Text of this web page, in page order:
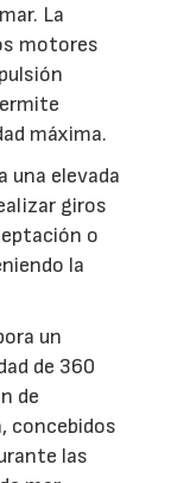
La
motores
máxima.
una elevada
giros
o
la
un
de 360
de
concebidos
las